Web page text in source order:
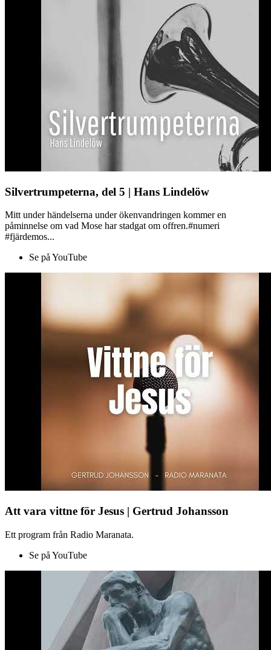
Silvertrumpeterna, del 5 | Hans Lindelöw
Mitt under händelserna under ökenvandringen kommer en
påminnelse om vad Mose har stadgat om offren.#numeri
#fjärdemos...
Se på YouTube
Att vara vittne för Jesus | Gertrud Johansson
Ett program från Radio Maranata.
Se på YouTube